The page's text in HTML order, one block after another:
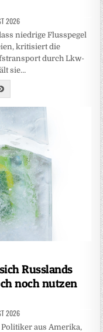
2026
niedrige Flusspegel
kritisiert die
durch Lkw-
sie…
Russlands
noch nutzen
2026
aus Amerika,